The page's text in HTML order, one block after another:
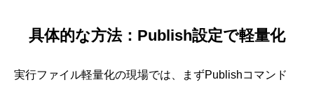
具体的な方法：Publish設定で軽量化
実行ファイル軽量化の現場では、まずPublishコマンド